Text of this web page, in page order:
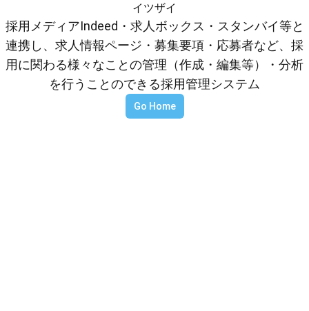
イツザイ
採用メディアIndeed・求人ボックス・スタンバイ等と
連携し、求人情報ページ・募集要項・応募者など、採
用に関わる様々なことの管理（作成・編集等）・分析
を行うことのできる採用管理システム
Go Home